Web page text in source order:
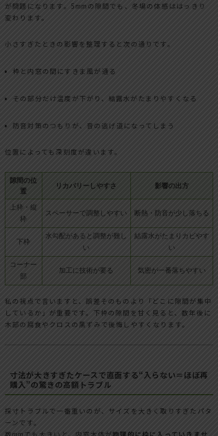
が問題になります。5mmの隙間でも、冬場の体感ははっきり
変わります。
小さすぎたときの影響を整理すると次の通りです。
枠と内窓の間にすきま風が通る
その部分だけ温度が下がり、結露水がたまりやすくなる
防音対策のつもりが、音の逃げ道になってしまう
位置によっても深刻度が違います。
隙間の位
置
リカバリーしやすさ 影響の出方
上枠・縦
枠
スペーサーで調整しやすい 断熱・防音が少し落ちる
下枠
水勾配があると調整が難し
い
結露水がたまりカビやす
い
コーナー
部
加工に技術が要る 気密が一番落ちやすい
私の視点で言いますと、誤差そのものより「どこに隙間が集中
しているか」が重要です。下枠の隙間を甘く見ると、数年後に
木部の腐食やクロスの黒ずみで後悔しやすくなります。
寸法が大きすぎたケースで直面する“入らない＝ほぼ再
購入”の驚きの高額トラブル
採寸トラブルで一番重いのが、サイズを大きく取りすぎたパタ
ーンです。
数mmでも大きいと、内窓本体が物理的に枠に入っていきませ